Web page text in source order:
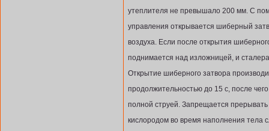
утеплителя не превышало 200 мм. С
управления открывается шиберный
воздуха. Если после открытия
поднимается над изложницей, и
Открытие шиберного затвора
продолжительностью до 15 с, после
полной струей. Запрещается
кислородом во время наполнения тела